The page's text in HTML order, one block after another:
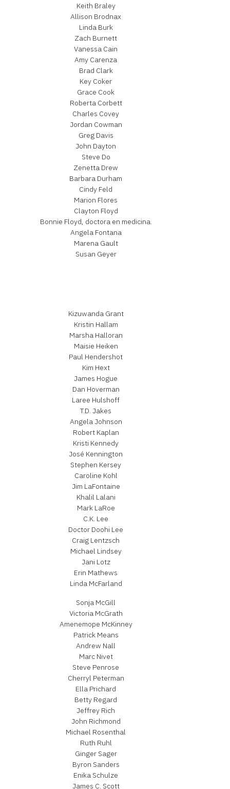
Keith Braley
Allison Brodnax
Linda Burk
Zach Burnett
Vanessa Cain
Amy Carenza
Brad Clark
Key Coker
Grace Cook
Roberta Corbett
Charles Covey
Jordan Cowman
Greg Davis
John Dayton
Steve Do
Zenetta Drew
Barbara Durham
Cindy Feld
Marion Flores
Clayton Floyd
Bonnie Floyd, doctora en medicina.
Angela Fontana
Marena Gault
Susan Geyer
Kizuwanda Grant
Kristin Hallam
Marsha Halloran
Maisie Heiken
Paul Hendershot
Kim Hext
James Hogue
Dan Hoverman
Laree Hulshoff
T.D. Jakes
Angela Johnson
Robert Kaplan
Kristi Kennedy
José Kennington
Stephen Kersey
Caroline Kohl
Jim LaFontaine
Khalil Lalani
Mark LaRoe
C.K. Lee
Doctor Doohi Lee
Craig Lentzsch
Michael Lindsey
Jani Lotz
Erin Mathews
Linda McFarland
Sonja McGill
Victoria McGrath
Amenemope McKinney
Patrick Means
Andrew Nall
Marc Nivet
Steve Penrose
Cherryl Peterman
Ella Prichard
Betty Regard
Jeffrey Rich
John Richmond
Michael Rosenthal
Ruth Ruhl
Ginger Sager
Byron Sanders
Enika Schulze
James C. Scott